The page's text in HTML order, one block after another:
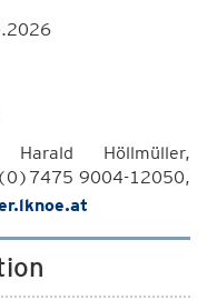
Höllmüller,
(0)7475 9004-12050,